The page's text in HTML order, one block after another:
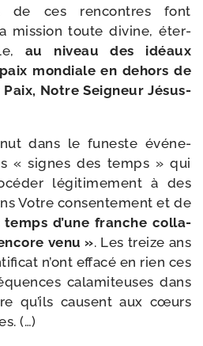
de ces ren­contres font
mis­sion toute divine, éter­
au niveau des idéaux
mon­diale en dehors de
Notre Seigneur Jésus-​
dans le funeste évé­ne­
« signes des temps » qui
légi­ti­me­ment à des
Votre consen­te­ment et de
d’une franche col­la­
venu ». Les treize ans
n’ont effa­cé en rien ces
cala­mi­teuses dans
qu’ils causent aux cœurs
(…)